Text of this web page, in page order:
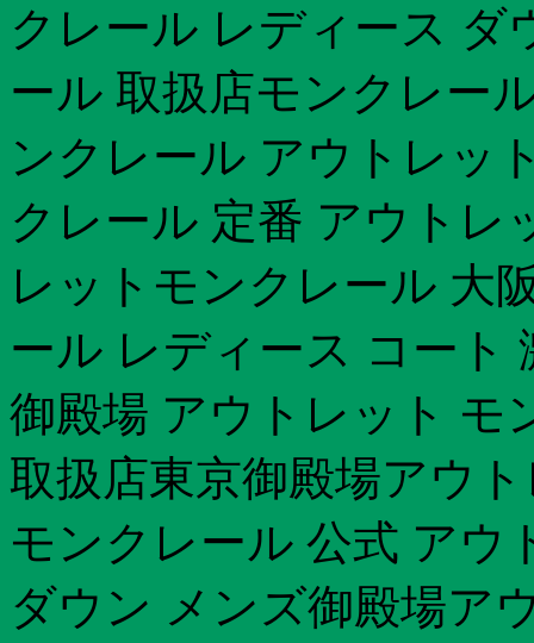
クレール レディース ダ
ール 取扱店モンクレー
ンクレール アウトレッ
クレール 定番 アウトレ
レットモンクレール 大
ール レディース コート
御殿場 アウトレット モ
取扱店東京御殿場アウ
モンクレール 公式 アウ
ダウン メンズ御殿場ア